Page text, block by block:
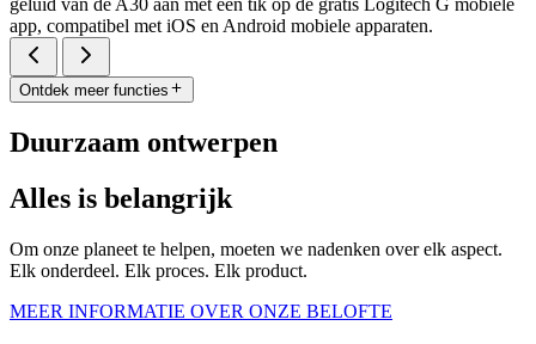
app, compatibel met iOS en Android mobiele apparaten.
Ontdek meer functies
Duurzaam ontwerpen
Alles is belangrijk
Om onze planeet te helpen, moeten we nadenken over elk aspect.
Elk onderdeel. Elk proces. Elk product.
MEER INFORMATIE OVER ONZE BELOFTE